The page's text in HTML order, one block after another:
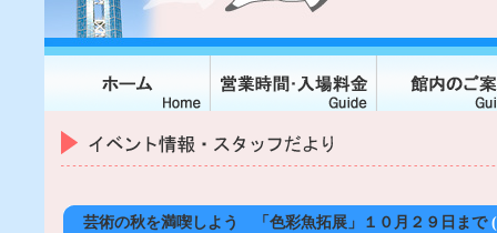
芸術の秋を満喫しよう 「色彩魚拓展」１０月２９日まで